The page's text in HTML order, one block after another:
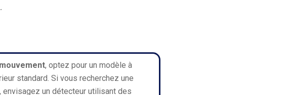
.
, optez pour un modèle à
standard. Si vous recherchez une
un détecteur utilisant des